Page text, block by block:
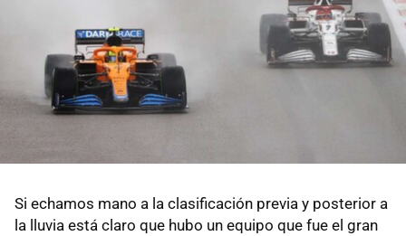
Si echamos mano a la clasificación previa y posterior a
la lluvia está claro que hubo un equipo que fue el gran